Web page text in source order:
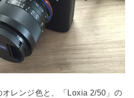
レンジ色と、「Loxia 2/50」の